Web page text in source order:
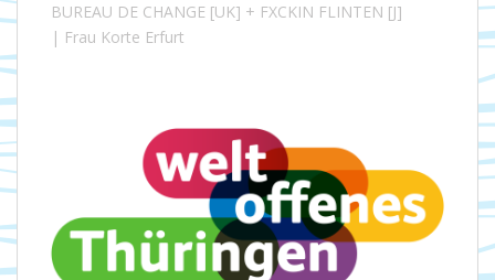
BUREAU DE CHANGE [UK] + FXCKIN FLINTEN [J]
| Frau Korte Erfurt